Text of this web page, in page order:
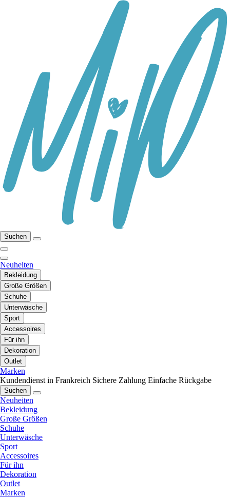
Suchen
Neuheiten
Bekleidung
Große Größen
Schuhe
Unterwäsche
Sport
Accessoires
Für ihn
Dekoration
Outlet
Marken
Kundendienst in Frankreich Sichere Zahlung Einfache Rückgabe
Suchen
Neuheiten
Bekleidung
Große Größen
Schuhe
Unterwäsche
Sport
Accessoires
Für ihn
Dekoration
Outlet
Marken